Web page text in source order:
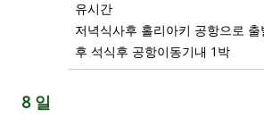
유시간
저녁식사후 홀리아키 공항으로
후 석식후 공항이동기내 1박
8 일